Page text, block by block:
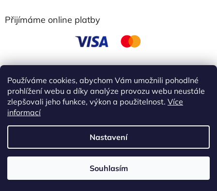
Používáme cookies, abychom Vám umožnili pohodlné
prohlížení webu a díky analýze provozu webu neustále
zlepšovali jeho funkce, výkon a použitelnost. Více
informací
Nastavení
Souhlasím
Akce 3+1 zdarma Kup 3 libovolné výrobky Ebbie a 4 získáš
Přijímáme online platby
obchodní podmínky
nastavení cookies